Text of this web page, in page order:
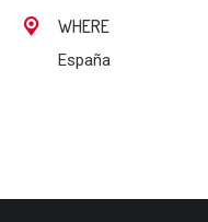
WHERE
España